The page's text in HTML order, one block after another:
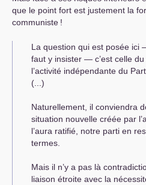
que le point fort est justement la
communiste !
La question qui est posée ici
faut y insister — c’est celle
l’activité indépendante du
(...)
Naturellement, il conviendra
situation nouvelle créée par
l’aura ratifié, notre parti en
termes.
Mais il n’y a pas là
liaison étroite avec la